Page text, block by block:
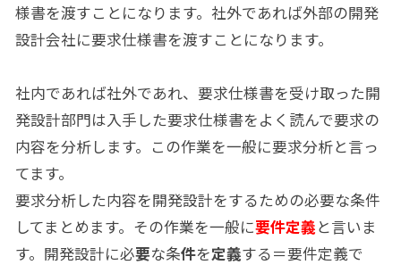
様書を渡すことになります。社外であれば外部の開発
設計会社に要求仕様書を渡すことになります。
社内であれば社外であれ、要求仕様書を受け取った開
発設計部門は入手した要求仕様書をよく読んで要求の
内容を分析します。この作業を一般に要求分析と言っ
てます。
要求分析した内容を開発設計をするための必要な条件
してまとめます。その作業を一般に要件定義と言いま
す。開発設計に必要な条件を定義する＝要件定義で